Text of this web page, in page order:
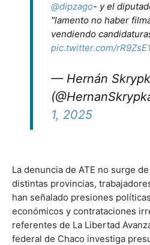
@dipzago- y el
"lamento no haber
vendiendo
pic.twitter.com/
— Hernán
1, 2025
La denuncia de ATE no surge
distintas provincias,
han señalado presiones
económicos y contrataciones
referentes de La Libertad
federal de Chaco investiga